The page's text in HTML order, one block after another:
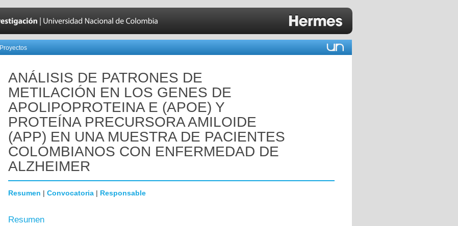
Proyectos
ANÁLISIS DE PATRONES DE
METILACIÓN EN LOS GENES DE
APOLIPOPROTEINA E (APOE) Y
PROTEÍNA PRECURSORA AMILOIDE
(APP) EN UNA MUESTRA DE PACIENTES
COLOMBIANOS CON ENFERMEDAD DE
ALZHEIMER
Resumen | Convocatoria | Responsable
Resumen